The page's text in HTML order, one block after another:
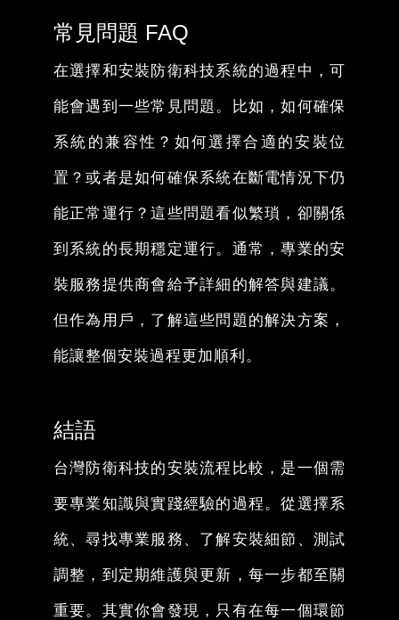
常見問題 FAQ
在選擇和安裝防衛科技系統的過程中，可
能會遇到一些常見問題。比如，如何確保
系統的兼容性？如何選擇合適的安裝位
置？或者是如何確保系統在斷電情況下仍
能正常運行？這些問題看似繁瑣，卻關係
到系統的長期穩定運行。通常，專業的安
裝服務提供商會給予詳細的解答與建議。
但作為用戶，了解這些問題的解決方案，
能讓整個安裝過程更加順利。
結語
台灣防衛科技的安裝流程比較，是一個需
要專業知識與實踐經驗的過程。從選擇系
統、尋找專業服務、了解安裝細節、測試
調整，到定期維護與更新，每一步都至關
重要。其實你會發現，只有在每一個環節